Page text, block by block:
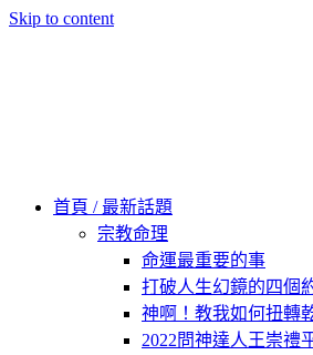
Skip to content
首頁 / 最新話題
宗教命理
命運最重要的事
打破人生幻鏡的四個
神啊！教我如何扭轉
2022問神達人王崇禮